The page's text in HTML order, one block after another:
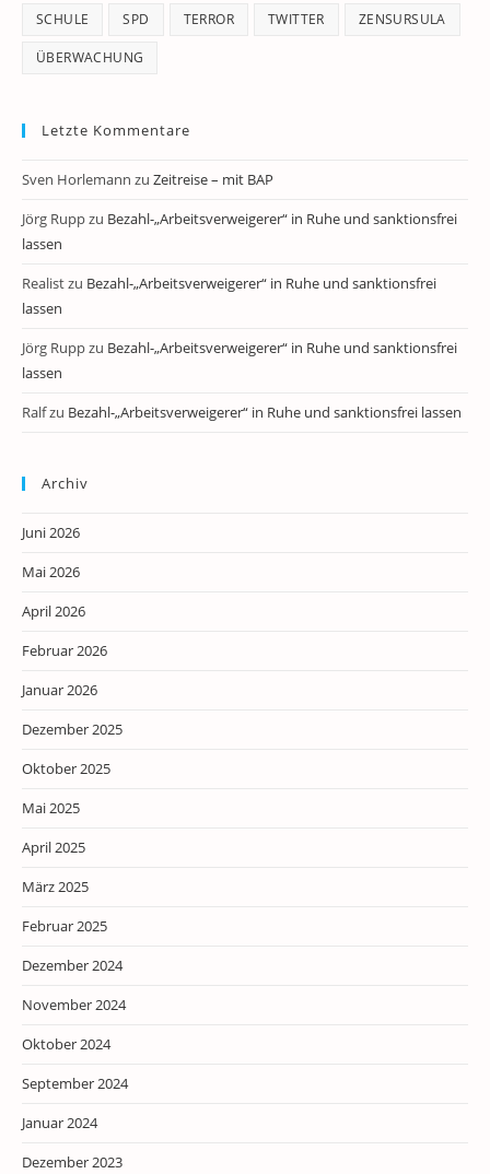
SCHULE SPD TERROR TWITTER ZENSURSULA
ÜBERWACHUNG
Letzte Kommentare
Sven Horlemann zu Zeitreise – mit BAP
Jörg Ruppzu Bezahl-„Arbeitsverweigerer“ in Ruhe und sanktionsfrei
lassen
Realistzu Bezahl-„Arbeitsverweigerer“ in Ruhe und sanktionsfrei
lassen
Jörg Ruppzu Bezahl-„Arbeitsverweigerer“ in Ruhe und sanktionsfrei
lassen
Ralfzu Bezahl-„Arbeitsverweigerer“ in Ruhe und sanktionsfrei lassen
Archiv
Juni 2026
Mai 2026
April 2026
Februar 2026
Januar 2026
Dezember 2025
Oktober 2025
Mai 2025
April 2025
März 2025
Februar 2025
Dezember 2024
November 2024
Oktober 2024
September 2024
Januar 2024
Dezember 2023